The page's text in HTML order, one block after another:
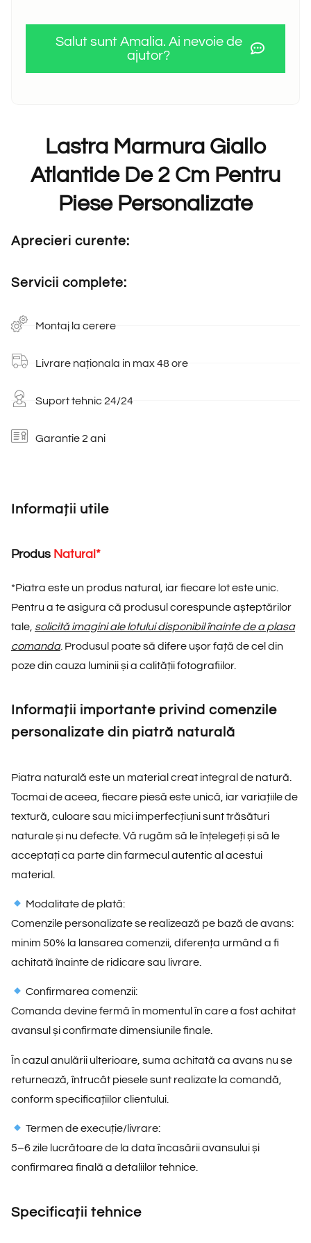
Lastra Marmura Giallo
Atlantide De 2 Cm Pentru
Piese Personalizate
Aprecieri curente:
Servicii complete:
Montaj la cerere
Livrare naționala in max 48 ore
Suport tehnic 24/24
Garantie 2 ani
Salut sunt Amalia. Ai nevoie de
ajutor?
Informații utile
Produs Natural*
*Piatra este un produs natural, iar fiecare lot este unic.
Pentru a te asigura că produsul corespunde așteptărilor
tale, solicită imagini ale lotului disponibil înainte de a plasa
comanda. Produsul poate să difere ușor față de cel din
poze din cauza luminii și a calității fotografiilor.
Informații importante privind comenzile
personalizate din piatră naturală
Piatra naturală este un material creat integral de natură.
Tocmai de aceea, fiecare piesă este unică, iar variațiile de
textură, culoare sau mici imperfecțiuni sunt trăsături
naturale și nu defecte. Vă rugăm să le înțelegeți și să le
acceptați ca parte din farmecul autentic al acestui
material.
Modalitate de plată:
Comenzile personalizate se realizează pe bază de avans:
minim 50% la lansarea comenzii, diferența urmând a fi
achitată înainte de ridicare sau livrare.
Confirmarea comenzii:
Comanda devine fermă în momentul în care a fost achitat
avansul și confirmate dimensiunile finale.
În cazul anulării ulterioare, suma achitată ca avans nu se
returnează, întrucât piesele sunt realizate la comandă,
conform specificațiilor clientului.
Termen de execuție/livrare:
5–6 zile lucrătoare de la data încasării avansului și
confirmarea finală a detaliilor tehnice.
Specificații tehnice